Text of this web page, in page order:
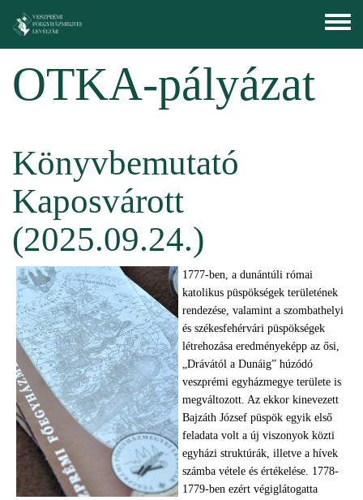
Toggle
menu
OTKA-pályázat
Könyvbemutató
Kaposvárott
(2025.09.24.)
1777-ben, a dunántúli római
katolikus püspökségek területének
rendezése, valamint a szombathelyi
és székesfehérvári püspökségek
létrehozása eredményeképp az ősi,
„Drávától a Dunáig” húzódó
veszprémi egyházmegye területe is
megváltozott. Az ekkor kinevezett
Bajzáth József püspök egyik első
feladata volt a új viszonyok közti
egyházi struktúrák, illetve a hívek
számba vétele és értékelése. 1778-
1779-ben ezért végiglátogatta